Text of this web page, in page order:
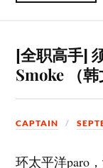
[全职高手]
Smoke （韩
CAPTAIN
环太平洋paro